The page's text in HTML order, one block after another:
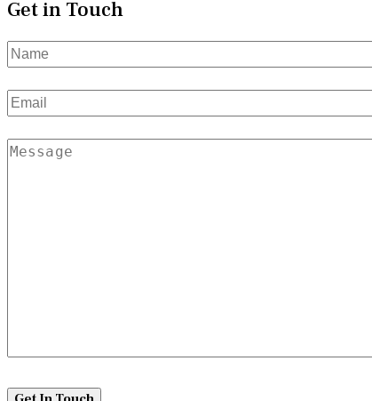
Get in Touch